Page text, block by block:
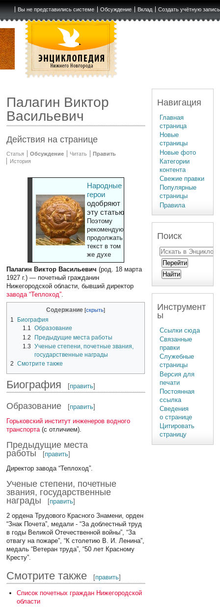
Вы не представились системе Обсуждение Вклад Создать учётную запись
Палагин Виктор
Васильевич
Действия на странице
Статья Обсуждение Читать
Править
История
Народные
герои
одобряют
эту статью
Поэтому
рекомендуют
продолжать
текст в том
же духе
Палагин Виктор Васильевич (род. 18 марта
1927 г.) — почетный гражданин
Нижегородской области, бывший директор
завода “Теплоход”.
Содержание
1
Биография
1.1 Образование
1.2
Предыдущие места работы
1.3 Ученые степени, почетные звания,
государственные награды
2
Смотрите также
Биография [править]
Образование [править]
Горьковский институт инженеров водного
транспорта (с отличием).
Предыдущие места
работы
[править]
Директор завода “Теплоход”.
Ученые степени, почетные
звания, государственные
награды
[править]
2 ордена Трудового Красного Знамени, орден
“Знак Почета”, медали - “За доблестный труд
в годы Великой Отечественной войны”, “За
отвагу на пожаре”, “К столетию В. И. Ленина”,
медаль “Ветеран труда”, “50 лет Красному
Кресту”.
Смотрите также [править]
Список почетных граждан Нижегородской
области
Навигация
Главная
страница
Новые
страницы
Новые фото
Категории
контента
Свежие правки
Популярные
страницы
Правила
Поиск
Инструмент
ы
Ссылки сюда
Связанные
правки
Служебные
страницы
Версия для
печати
Постоянная
ссылка
Сведения
о странице
Цитировать
страницу